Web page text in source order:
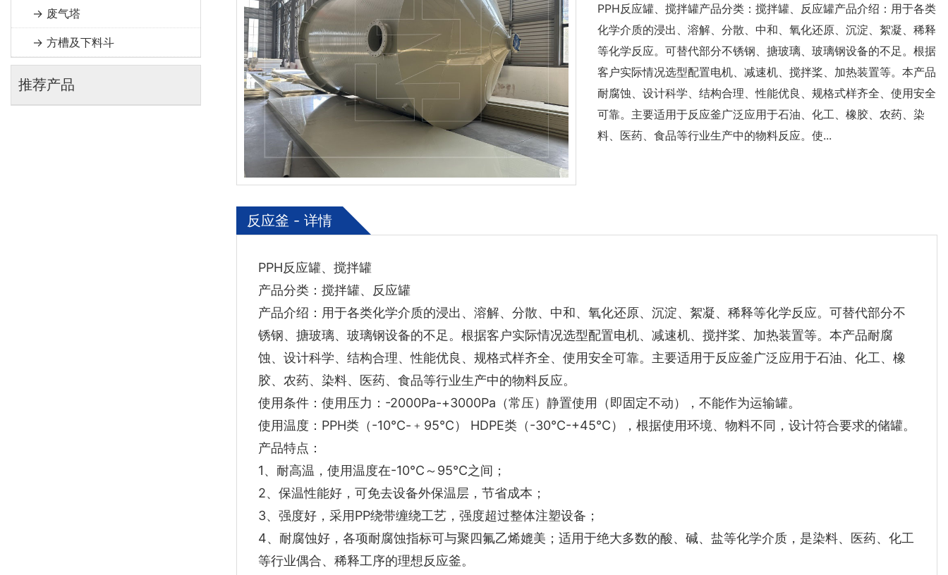
PPH反应罐、搅拌罐产品分类：搅拌罐、反应罐产品介绍：用于各类
化学介质的浸出、溶解、分散、中和、氧化还原、沉淀、絮凝、稀释
等化学反应。可替代部分不锈钢、搪玻璃、玻璃钢设备的不足。根据
客户实际情况选型配置电机、减速机、搅拌桨、加热装置等。本产品
耐腐蚀、设计科学、结构合理、性能优良、规格式样齐全、使用安全
可靠。主要适用于反应釜广泛应用于石油、化工、橡胶、农药、染
料、医药、食品等行业生产中的物料反应。使...
反应釜 - 详情
PPH反应罐、搅拌罐
产品分类：搅拌罐、反应罐
产品介绍：用于各类化学介质的浸出、溶解、分散、中和、氧化还原、沉淀、絮凝、稀释等化学反应。可替代部分不
锈钢、搪玻璃、玻璃钢设备的不足。根据客户实际情况选型配置电机、减速机、搅拌桨、加热装置等。本产品耐腐
蚀、设计科学、结构合理、性能优良、规格式样齐全、使用安全可靠。主要适用于反应釜广泛应用于石油、化工、橡
胶、农药、染料、医药、食品等行业生产中的物料反应。
使用条件：使用压力：-2000Pa-+3000Pa（常压）静置使用（即固定不动），不能作为运输罐。
使用温度：PPH类（-10℃-﹢95℃） HDPE类（-30℃-+45℃），根据使用环境、物料不同，设计符合要求的储罐。
产品特点：
1、耐高温，使用温度在-10℃～95℃之间；
2、保温性能好，可免去设备外保温层，节省成本；
3、强度好，采用PP绕带缠绕工艺，强度超过整体注塑设备；
4、耐腐蚀好，各项耐腐蚀指标可与聚四氟乙烯媲美；适用于绝大多数的酸、碱、盐等化学介质，是染料、医药、化工
等行业偶合、稀释工序的理想反应釜。
→ 废气塔
→ 方槽及下料斗
推荐产品